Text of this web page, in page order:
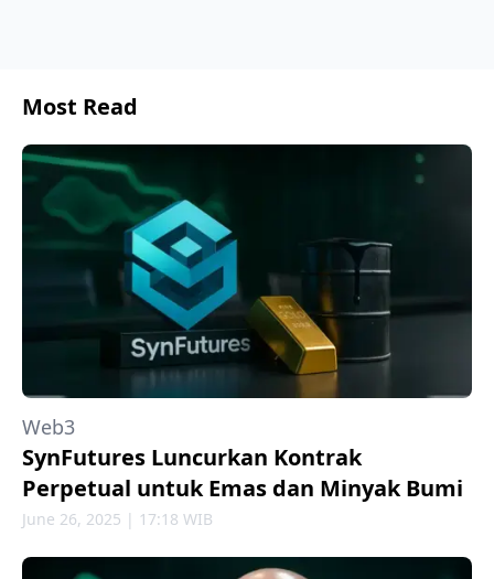
Most Read
Web3
SynFutures Luncurkan Kontrak
Perpetual untuk Emas dan Minyak Bumi
June 26, 2025 | 17:18 WIB